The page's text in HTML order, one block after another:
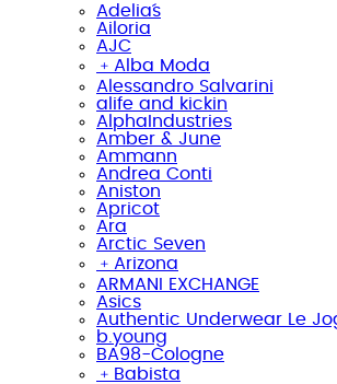
Adelia´s
Ailoria
AJC
﹢ Alba Moda
Alessandro Salvarini
alife and kickin
AlphaIndustries
Amber & June
Ammann
Andrea Conti
Aniston
Apricot
Ara
Arctic Seven
﹢ Arizona
ARMANI EXCHANGE
Asics
Authentic Underwear Le
b.young
BA98-Cologne
﹢ Babista